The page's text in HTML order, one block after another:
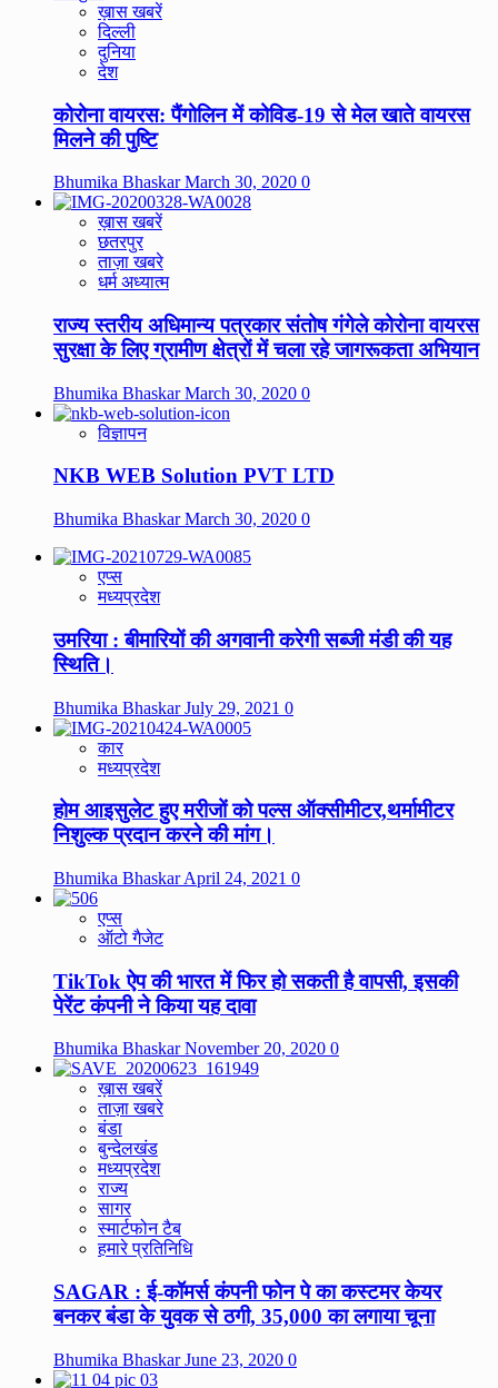
ख़ास खबरें
दिल्ली
दुनिया
देश
कोरोना वायरस: पैंगोलिन में कोविड-19 से मेल खाते वायरस
मिलने की पुष्टि
Bhumika BhaskarMarch 30, 2020 0
ख़ास खबरें
छतरपुर
ताज़ा खबरे
धर्म अध्यात्म
राज्य स्तरीय अधिमान्य पत्रकार संतोष गंगेले कोरोना वायरस
सुरक्षा के लिए ग्रामीण क्षेत्रों में चला रहे जागरूकता अभियान
Bhumika BhaskarMarch 30, 2020 0
विज्ञापन
NKB WEB Solution PVT LTD
Bhumika BhaskarMarch 30, 2020 0
एप्स
मध्यप्रदेश
उमरिया : बीमारियों की अगवानी करेगी सब्जी मंडी की यह
स्थिति।
Bhumika BhaskarJuly 29, 2021 0
कार
मध्यप्रदेश
होम आइसुलेट हुए मरीजों को पल्स ऑक्सीमीटर,थर्मामीटर
निशुल्क प्रदान करने की मांग।
Bhumika BhaskarApril 24, 2021 0
एप्स
ऑटो गैजेट
TikTok ऐप की भारत में फिर हो सकती है वापसी, इसकी
पेरेंट कंपनी ने किया यह दावा
Bhumika BhaskarNovember 20, 2020 0
ख़ास खबरें
ताज़ा खबरे
बंडा
बुन्देलखंड
मध्यप्रदेश
राज्य
सागर
स्मार्टफोन टैब
हमारे प्रतिनिधि
SAGAR : ई-कॉमर्स कंपनी फोन पे का कस्टमर केयर
बनकर बंडा के युवक से ठगी, 35,000 का लगाया चूना
Bhumika BhaskarJune 23, 2020 0